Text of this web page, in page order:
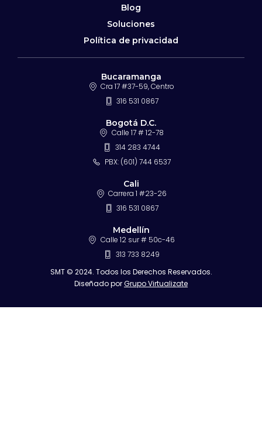
Blog
Soluciones
Política de privacidad
Bucaramanga
Cra 17 #37-59, Centro
316 531 0867
Bogotá D.C.
Calle 17 # 12-78
314 283 4744
PBX: (601) 744 6537
Cali
Carrera 1 #23-26
316 531 0867
Medellín
Calle 12 sur # 50c-46
313 733 8249
SMT © 2024. Todos los Derechos Reservados.
Diseñado porGrupo Virtualizate